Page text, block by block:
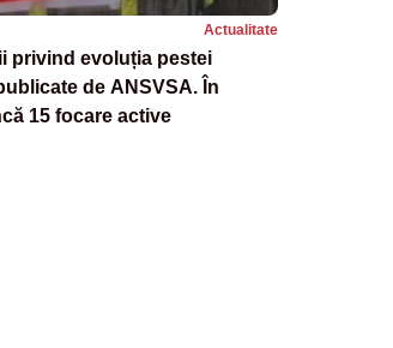
Actualitate
privind evoluția pestei
de ANSVSA. În
15 focare active